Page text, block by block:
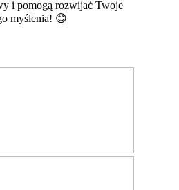
i pomogą rozwijać Twoje
myślenia! 😊